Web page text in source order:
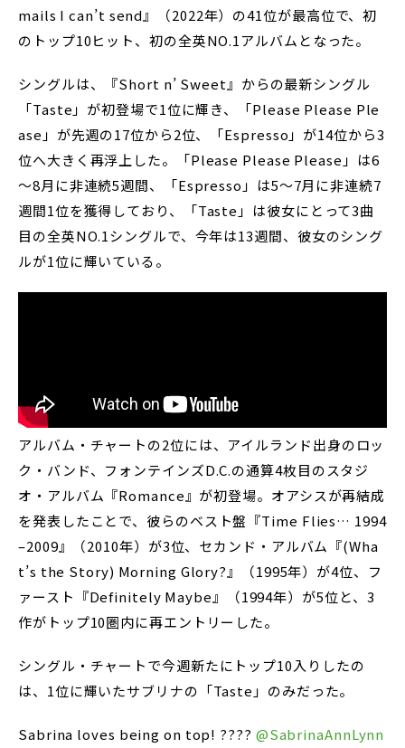
mails I can’t send』（2022年）の41位が最高位で、初
のトップ10ヒット、初の全英NO.1アルバムとなった。
シングルは、『Short n’ Sweet』からの最新シングル
「Taste」が初登場で1位に輝き、「Please Please Ple
ase」が先週の17位から2位、「Espresso」が14位から3
位へ大きく再浮上した。「Please Please Please」は6
～8月に非連続5週間、「Espresso」は5～7月に非連続7
週間1位を獲得しており、「Taste」は彼女にとって3曲
目の全英NO.1シングルで、今年は13週間、彼女のシング
ルが1位に輝いている。
アルバム・チャートの2位には、アイルランド出身のロッ
ク・バンド、フォンテインズD.C.の通算4枚目のスタジ
オ・アルバム『Romance』が初登場。オアシスが再結成
を発表したことで、彼らのベスト盤『Time Flies… 1994
–2009』（2010年）が3位、セカンド・アルバム『(Wha
t’s the Story) Morning Glory?』（1995年）が4位、フ
ァースト『Definitely Maybe』（1994年）が5位と、3
作がトップ10圏内に再エントリーした。
シングル・チャートで今週新たにトップ10入りしたの
は、1位に輝いたサブリナの「Taste」のみだった。
Sabrina loves being on top! ???? @SabrinaAnnLynn